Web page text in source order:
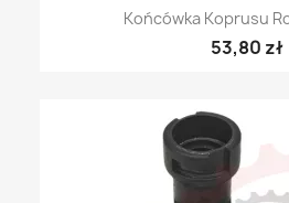
Końcówka Koprusu
53,80 zł